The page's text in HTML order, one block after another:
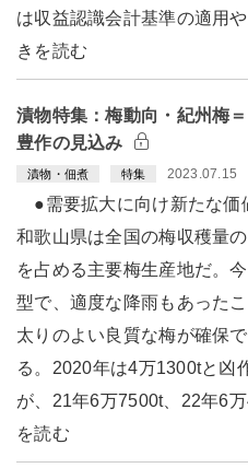
は収益認識会計基準の適用
きを読む
漬物特集：梅動向・紀州梅
豊作の見込み
漬物・佃煮 特集 2023.07.15
●需要拡大に向け新たな
和歌山県は全国の梅収穫量
を占める主要梅生産地だ。
型で、適度な降雨もあった
太りのよい良質な梅が確保
る。2020年は4万1300tと凶
が、21年6万7500t、22年6
を読む